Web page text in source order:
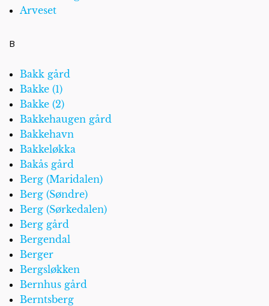
Arveset
B
Bakk gård
Bakke (1)
Bakke (2)
Bakkehaugen gård
Bakkehavn
Bakkeløkka
Bakås gård
Berg (Maridalen)
Berg (Søndre)
Berg (Sørkedalen)
Berg gård
Bergendal
Berger
Bergsløkken
Bernhus gård
Berntsberg